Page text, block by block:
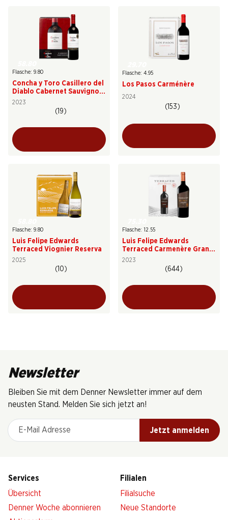
Flasche: 9.80
Concha y Toro Casillero del
Diablo Cabernet Sauvignon
Reserva
2023
(19)
Flasche: 4.95
Los Pasos Carménère
2024
(153)
Flasche: 9.80
Luis Felipe Edwards
Terraced Viognier Reserva
2025
(10)
Flasche: 12.55
Luis Felipe Edwards
Terraced Carmenère Gran
Reserva
2023
(644)
Newsletter
Bleiben Sie mit dem Denner Newsletter immer auf dem
neusten Stand. Melden Sie sich jetzt an!
E-Mail Adresse
Jetzt anmelden
Services
Übersicht
Denner Woche abonnieren
Filialen
Filialsuche
Neue Standorte